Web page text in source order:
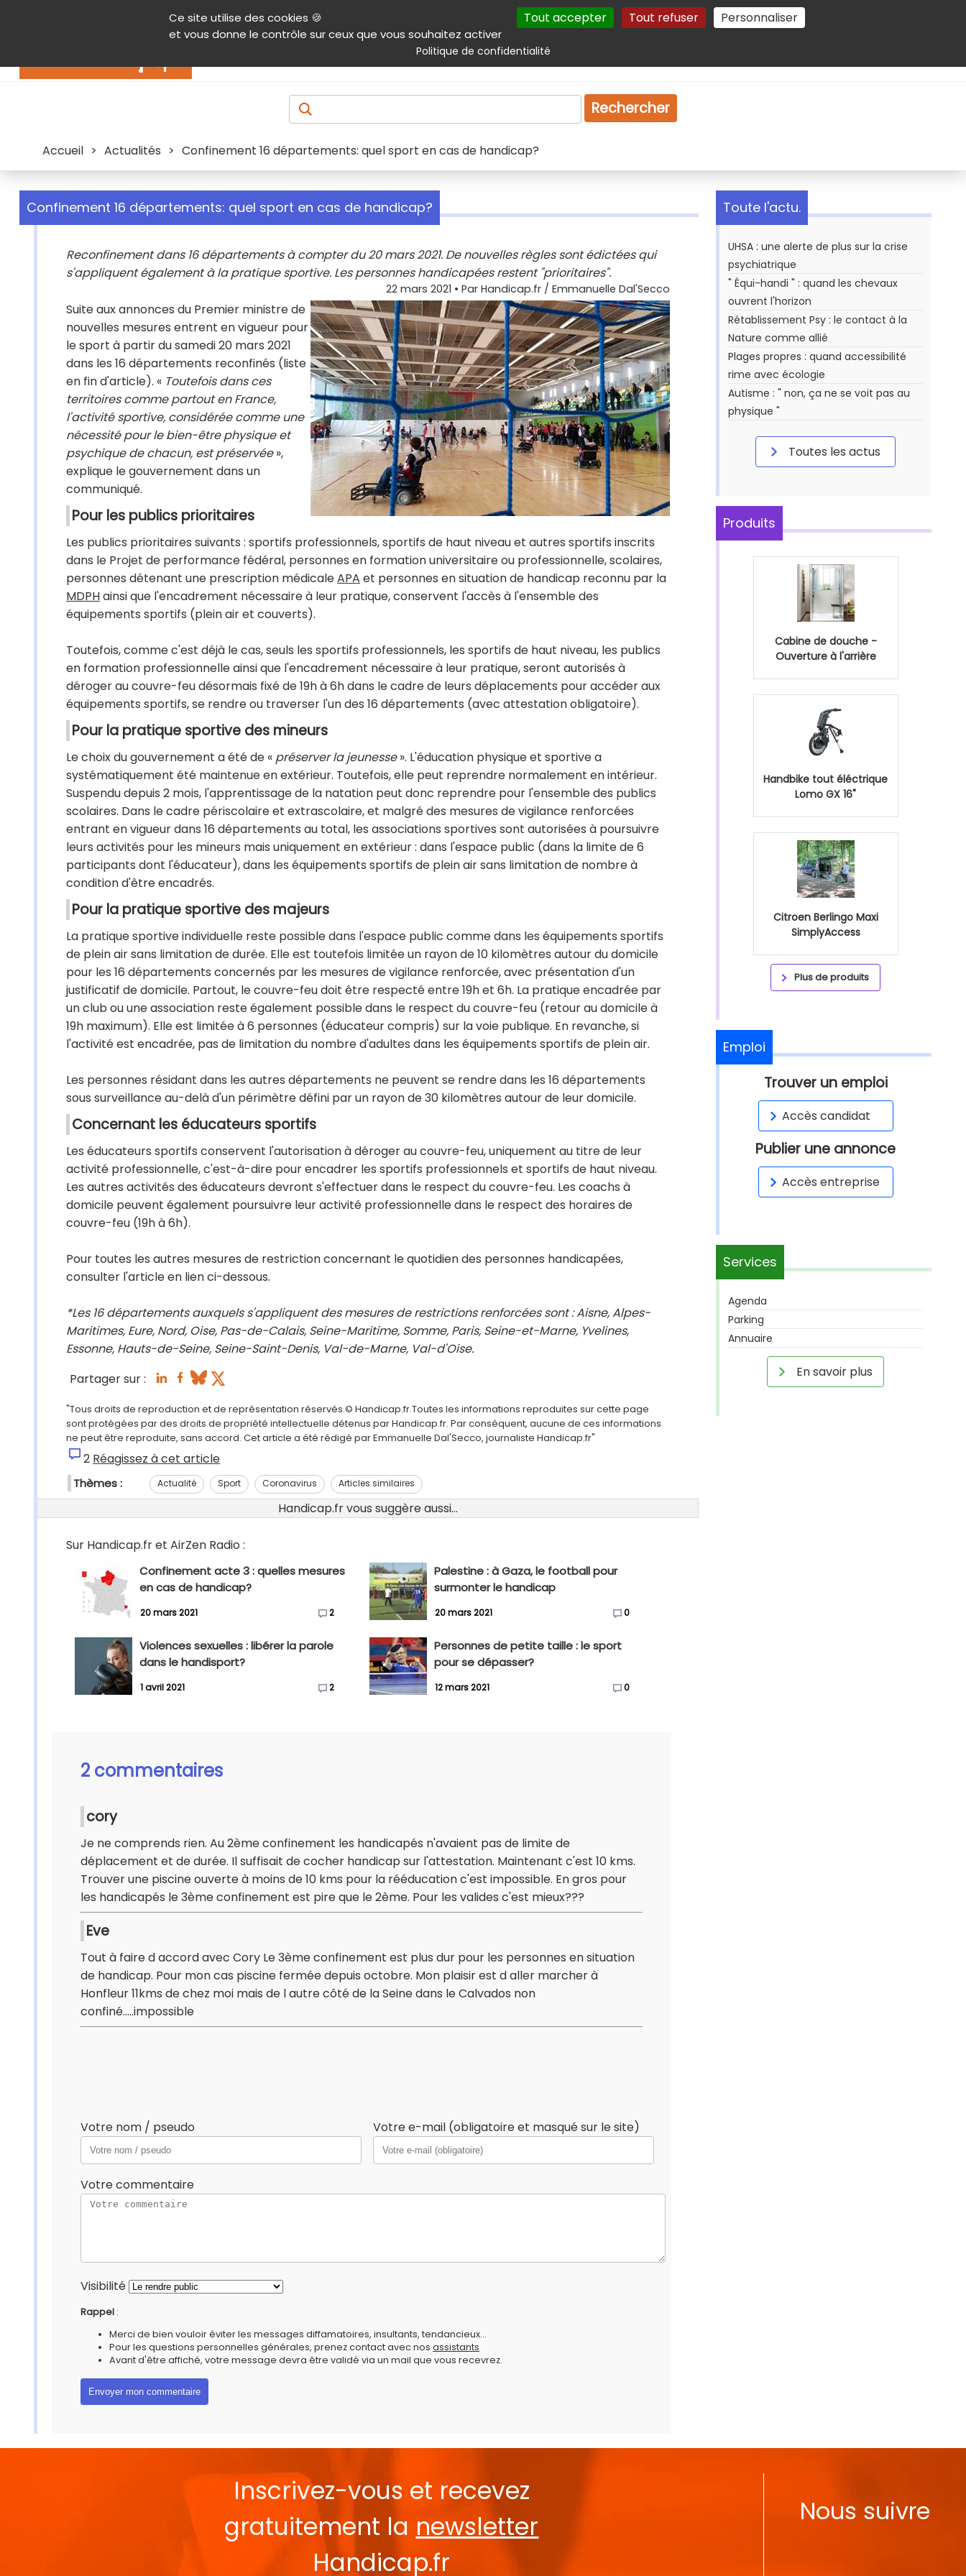
Ce site utilise des cookies 🍪
et vous donne le contrôle sur ceux que vous souhaitez activer
Tout accepter Tout refuser Personnaliser
Politique de confidentialité
Contenu Aide et accessibilité Menu principal Autres services Plan du site Gestion des cookies
Produits & services Emploi Droit
Rechercher
Accueil > Actualités > Confinement 16 départements: quel sport en cas de handicap?
Confinement 16 départements: quel sport en cas de handicap?
Reconfinement dans 16 départements à compter du 20 mars 2021. De nouvelles règles sont édictées qui
s'appliquent également à la pratique sportive. Les personnes handicapées restent "prioritaires".
22 mars 2021 • Par Handicap.fr / Emmanuelle Dal'Secco
Suite aux annonces du Premier ministre de
nouvelles mesures entrent en vigueur pour
le sport à partir du samedi 20 mars 2021
dans les 16 départements reconfinés (liste
en fin d'article). « Toutefois dans ces
territoires comme partout en France,
l'activité sportive, considérée comme une
nécessité pour le bien-être physique et
psychique de chacun, est préservée»,
explique le gouvernement dans un
communiqué.
Pour les publics prioritaires
Les publics prioritaires suivants : sportifs professionnels, sportifs de haut niveau et autres sportifs inscrits
dans le Projet de performance fédéral, personnes en formation universitaire ou professionnelle, scolaires,
personnes détenant une prescription médicaleAPA et personnes en situation de handicap reconnu par la
MDPHainsi que l'encadrement nécessaire à leur pratique, conservent l'accès à l'ensemble des
équipements sportifs (plein air et couverts).
Toutefois, comme c'est déjà le cas, seuls les sportifs professionnels, les sportifs de haut niveau, les publics
en formation professionnelle ainsi que l'encadrement nécessaire à leur pratique, seront autorisés à
déroger au couvre-feu désormais fixé de 19h à 6h dans le cadre de leurs déplacements pour accéder aux
équipements sportifs, se rendre ou traverser l'un des 16 départements (avec attestation obligatoire).
Pour la pratique sportive des mineurs
Le choix du gouvernement a été de « préserver la jeunesse». L'éducation physique et sportive a
systématiquement été maintenue en extérieur. Toutefois, elle peut reprendre normalement en intérieur.
Suspendu depuis 2 mois, l'apprentissage de la natation peut donc reprendre pour l'ensemble des publics
scolaires. Dans le cadre périscolaire et extrascolaire, et malgré des mesures de vigilance renforcées
entrant en vigueur dans 16 départements au total, les associations sportives sont autorisées à poursuivre
leurs activités pour les mineurs mais uniquement en extérieur : dans l'espace public (dans la limite de 6
participants dont l'éducateur), dans les équipements sportifs de plein air sans limitation de nombre à
condition d'être encadrés.
Pour la pratique sportive des majeurs
La pratique sportive individuelle reste possible dans l'espace public comme dans les équipements sportifs
de plein air sans limitation de durée. Elle est toutefois limitée un rayon de 10 kilomètres autour du domicile
pour les 16 départements concernés par les mesures de vigilance renforcée, avec présentation d'un
justificatif de domicile. Partout, le couvre-feu doit être respecté entre 19h et 6h. La pratique encadrée par
un club ou une association reste également possible dans le respect du couvre-feu (retour au domicile à
19h maximum). Elle est limitée à 6 personnes (éducateur compris) sur la voie publique. En revanche, si
l'activité est encadrée, pas de limitation du nombre d'adultes dans les équipements sportifs de plein air.
Les personnes résidant dans les autres départements ne peuvent se rendre dans les 16 départements
sous surveillance au-delà d'un périmètre défini par un rayon de 30 kilomètres autour de leur domicile.
Concernant les éducateurs sportifs
Les éducateurs sportifs conservent l'autorisation à déroger au couvre-feu, uniquement au titre de leur
activité professionnelle, c'est-à-dire pour encadrer les sportifs professionnels et sportifs de haut niveau.
Les autres activités des éducateurs devront s'effectuer dans le respect du couvre-feu. Les coachs à
domicile peuvent également poursuivre leur activité professionnelle dans le respect des horaires de
couvre-feu (19h à 6h).
Pour toutes les autres mesures de restriction concernant le quotidien des personnes handicapées,
consulter l'article en lien ci-dessous.
*Les 16 départements auxquels s'appliquent des mesures de restrictions renforcées sont : Aisne, Alpes-
Maritimes, Eure, Nord, Oise, Pas-de-Calais, Seine-Maritime, Somme, Paris, Seine-et-Marne, Yvelines,
Essonne, Hauts-de-Seine, Seine-Saint-Denis, Val-de-Marne, Val-d'Oise.
Partager sur :
"Tous droits de reproduction et de représentation réservés.© Handicap.fr.Toutes les informations reproduites sur cette page
sont protégées par des droits de propriété intellectuelle détenus par Handicap.fr. Par conséquent, aucune de ces informations
ne peut être reproduite, sans accord. Cet article a été rédigé par Emmanuelle Dal'Secco, journaliste Handicap.fr"
2 Réagissez à cet article
Thèmes : Actualité Sport Coronavirus Articles similaires
Handicap.fr vous suggère aussi...
Sur Handicap.fr et AirZen Radio :
Confinement acte 3 : quelles mesures
en cas de handicap?
20 mars 2021 2
Palestine : à Gaza, le football pour
surmonter le handicap
20 mars 2021 0
Violences sexuelles : libérer la parole
dans le handisport?
1 avril 2021 2
Personnes de petite taille : le sport
pour se dépasser?
12 mars 2021 0
2 commentaires
cory
Je ne comprends rien. Au 2ème confinement les handicapés n'avaient pas de limite de
déplacement et de durée. Il suffisait de cocher handicap sur l'attestation. Maintenant c'est 10 kms.
Trouver une piscine ouverte à moins de 10 kms pour la rééducation c'est impossible. En gros pour
les handicapés le 3ème confinement est pire que le 2ème. Pour les valides c'est mieux???
Eve
Tout à faire d accord avec Cory Le 3ème confinement est plus dur pour les personnes en situation
de handicap. Pour mon cas piscine fermée depuis octobre. Mon plaisir est d aller marcher à
Honfleur 11kms de chez moi mais de l autre côté de la Seine dans le Calvados non
confiné.....impossible
Votre nom / pseudo Votre e-mail (obligatoire et masqué sur le site)
Votre commentaire
Visibilité
Rappel :
Merci de bien vouloir éviter les messages diffamatoires, insultants, tendancieux...
Pour les questions personnelles générales, prenez contact avec nos assistants
Avant d'être affiché, votre message devra être validé via un mail que vous recevrez.
Toute l'actu.
UHSA : une alerte de plus sur la crise
psychiatrique
" Équi-handi " : quand les chevaux
ouvrent l'horizon
Rétablissement Psy : le contact à la
Nature comme allié
Plages propres : quand accessibilité
rime avec écologie
Autisme : " non, ça ne se voit pas au
physique "
Toutes les actus
Produits
Cabine de douche -
Ouverture à l'arrière
Handbike tout éléctrique
Lomo GX 16"
Citroen Berlingo Maxi
SimplyAccess
Plus de produits
Emploi
Trouver un emploi
Accès candidat
Publier une annonce
Accès entreprise
Services
Agenda
Parking
Annuaire
En savoir plus
Inscrivez-vous et recevez
gratuitement la newsletter
Handicap.fr
Nous suivre